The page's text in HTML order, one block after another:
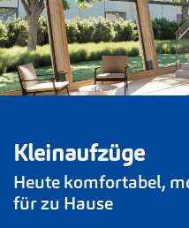
Kleinaufzüge
Heute komfortabel,
für zu Hause